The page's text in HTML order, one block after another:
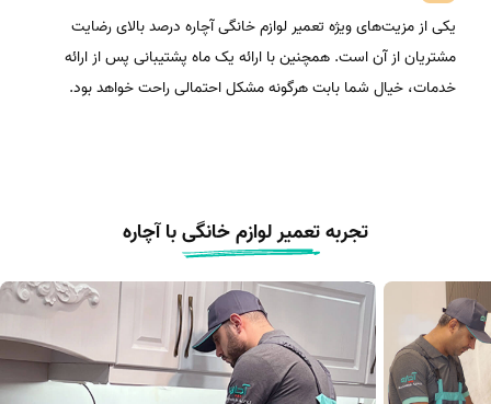
یکی از مزیت‌های ویژه تعمیر لوازم خانگی آچاره درصد بالای رضایت
مشتریان از آن است. همچنین با ارائه یک ماه پشتیبانی پس از ارائه
خدمات، خیال شما بابت هرگونه مشکل احتمالی راحت خواهد بود.
تجربهتعمیر لوازم خانگیبا آچاره